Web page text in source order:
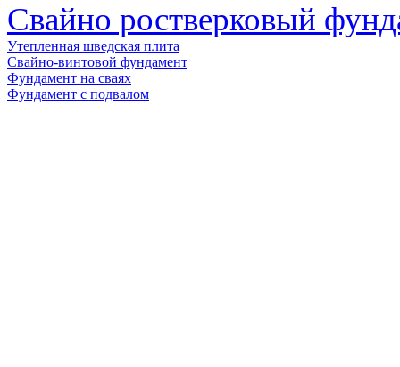
Свайно ростверковый
Утепленная шведская плита
Свайно-винтовой фундамент
Фундамент на сваях
Фундамент с подвалом